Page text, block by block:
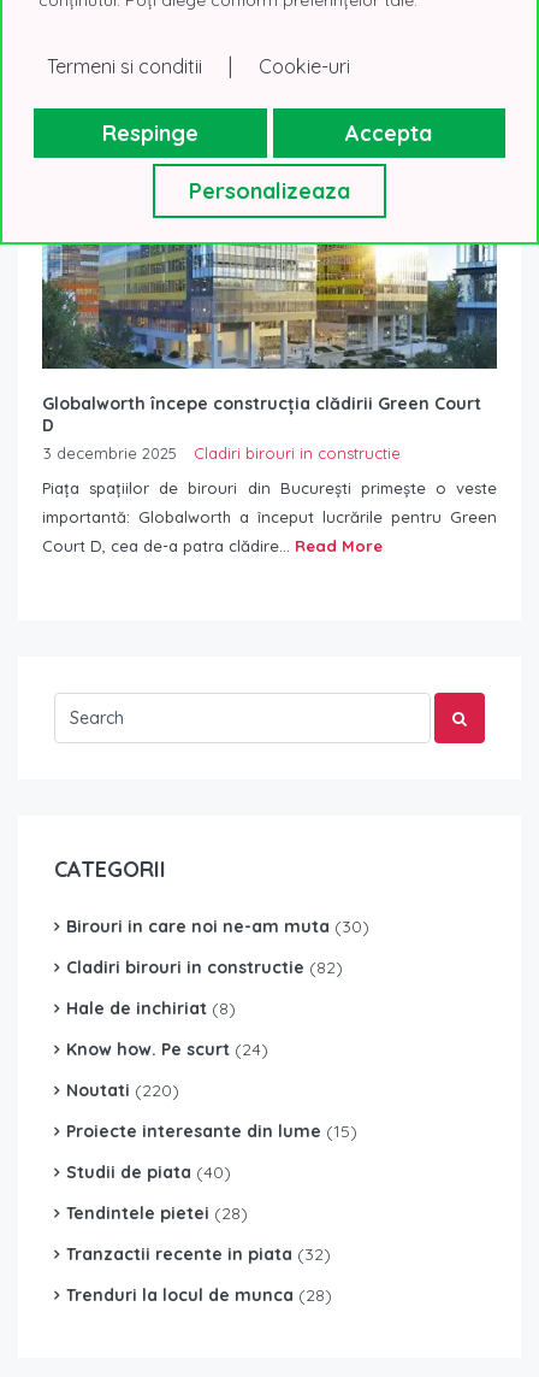
oferta de spații... Read More
Globalworth începe construcția clădirii Green Court
D
3 decembrie 2025
Cladiri birouri in constructie
Piața spațiilor de birouri din București primește o veste
importantă: Globalworth a început lucrările pentru Green
Court D, cea de-a patra clădire... Read More
CATEGORII
Birouri in care noi ne-am muta (30)
Cladiri birouri in constructie (82)
Hale de inchiriat (8)
Know how. Pe scurt (24)
Noutati (220)
Proiecte interesante din lume (15)
Studii de piata (40)
Tendintele pietei (28)
Tranzactii recente in piata (32)
Trenduri la locul de munca (28)
Termeni si conditii | Cookie-uri
Respinge Accepta
Personalizeaza